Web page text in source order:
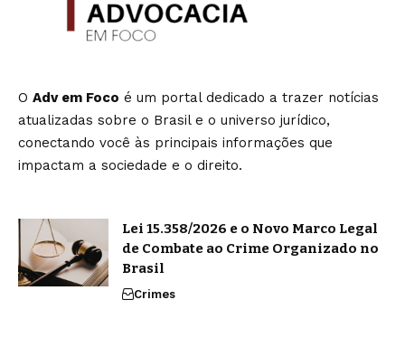
O Adv em Foco é um portal dedicado a trazer notícias
atualizadas sobre o Brasil e o universo jurídico,
conectando você às principais informações que
impactam a sociedade e o direito.
Lei 15.358/2026 e o Novo Marco Legal
de Combate ao Crime Organizado no
Brasil
Crimes